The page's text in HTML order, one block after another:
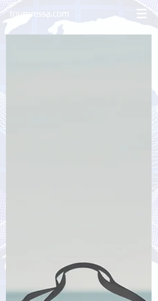
tourpressa.com